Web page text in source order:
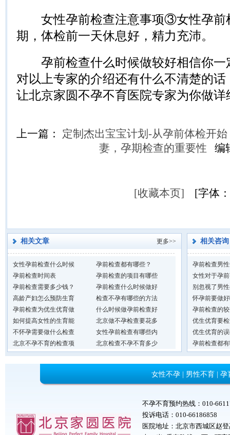
女性孕前检查注意事项③女性孕前
期，体检前一天休息好，精力充沛。
孕前检查什么时候做较好相信你一
对以上专家的介绍还有什么不清楚的
让北京家圆不孕不育医院专家为你做详
上一篇： 定制杰出宝宝计划-从孕前体检开始
妻，孕期检查的重要性
编
[收藏本页] [字体：
相关文章 更多>>
女性孕前检查什么时候
孕前检查都有哪些？
孕前检查时间表
孕前检查的项目有哪些
孕前检查需要多少钱？
孕前检查什么时候做好
高龄产妇怎么预防生育
检查不孕有哪些的方法
孕前检查为优生优育做
什么时候做孕前检查好
如何提高女性的生育能
北京做不孕检查要花多
不怀孕需要做什么检查
女性孕前检查有哪些内
北京不孕不育的检查项
北京检查不孕不育多少
相关咨询
孕前检查男
女性对于孕
别忽视了男
怀孕前要做
孕前检查的
优生优育要
优生优育的
孕前检查都
女性不孕| 男性不育 孕
不孕不育预约热线：010-
投诉电话：010-66186858
医院地址：北京市西城区赵